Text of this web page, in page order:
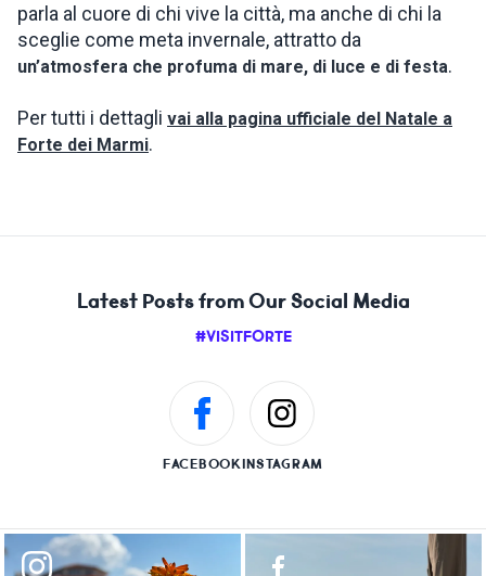
parla al cuore di chi vive la città, ma anche di chi la
sceglie come meta invernale, attratto da
un’atmosfera che profuma di mare, di luce e di festa.
Per tutti i dettagli vai alla pagina ufficiale del Natale a
Forte dei Marmi.
Latest Posts from Our Social Media
#VISITFORTE
FACEBOOKINSTAGRAM